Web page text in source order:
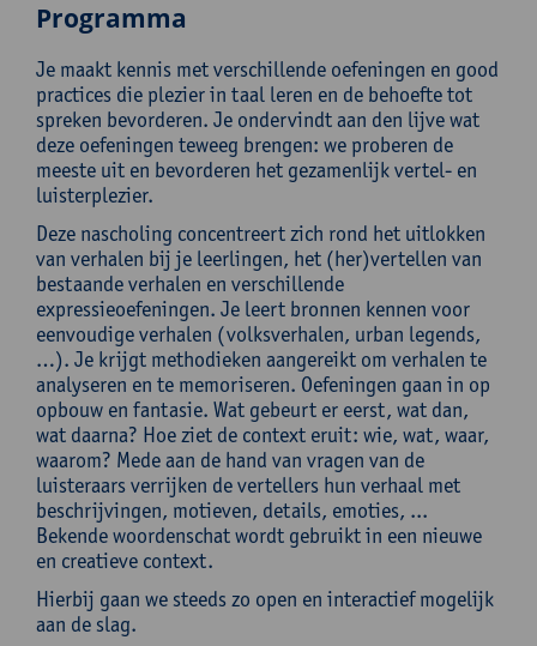
Programma
Je maakt kennis met verschillende oefeningen en good
practices die plezier in taal leren en de behoefte tot
spreken bevorderen. Je ondervindt aan den lijve wat
deze oefeningen teweeg brengen: we proberen de
meeste uit en bevorderen het gezamenlijk vertel- en
luisterplezier.
Deze nascholing concentreert zich rond het uitlokken
van verhalen bij je leerlingen, het (her)vertellen van
bestaande verhalen en verschillende
expressieoefeningen. Je leert bronnen kennen voor
eenvoudige verhalen (volksverhalen, urban legends,
…). Je krijgt methodieken aangereikt om verhalen te
analyseren en te memoriseren. Oefeningen gaan in op
opbouw en fantasie. Wat gebeurt er eerst, wat dan,
wat daarna? Hoe ziet de context eruit: wie, wat, waar,
waarom? Mede aan de hand van vragen van de
luisteraars verrijken de vertellers hun verhaal met
beschrijvingen, motieven, details, emoties, ...
Bekende woordenschat wordt gebruikt in een nieuwe
en creatieve context.
Hierbij gaan we steeds zo open en interactief mogelijk
aan de slag.